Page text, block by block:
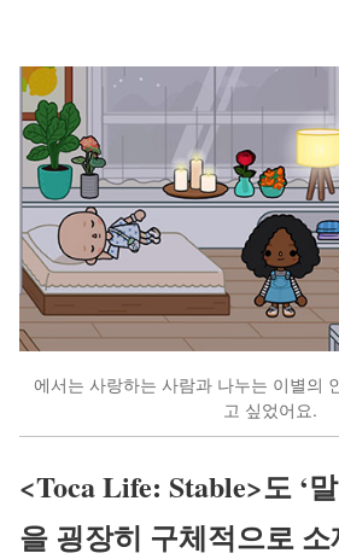
에서는 사랑하는 사람과 나누는 이별의
고 싶었어요.
<Toca Life: Stable>도 ‘
을 굉장히 구체적으로